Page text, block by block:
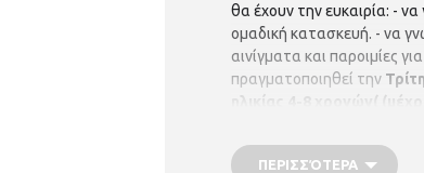
θα έχουν την ευκαιρία: -
ομαδική κατασκευή. - να
αινίγματα και παροιμίες
πραγματοποιηθεί την
ηλικίας 4-8 χρονών(
ΠΕΡΙΣΣΌΤΕΡΑ